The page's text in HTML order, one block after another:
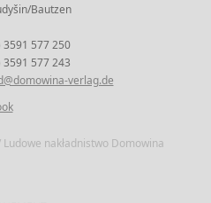
Bautzen
3591 577 250
3591 577 243
verlag.de
nakładnistwo Domowina